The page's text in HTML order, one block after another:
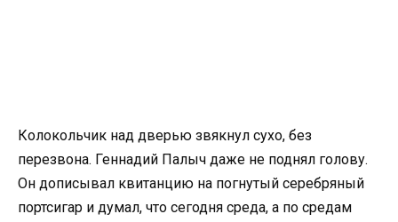
Колокольчик над дверью звякнул сухо, без
перезвона. Геннадий Палыч даже не поднял голову.
Он дописывал квитанцию на погнутый серебряный
портсигар и думал, что сегодня среда, а по средам